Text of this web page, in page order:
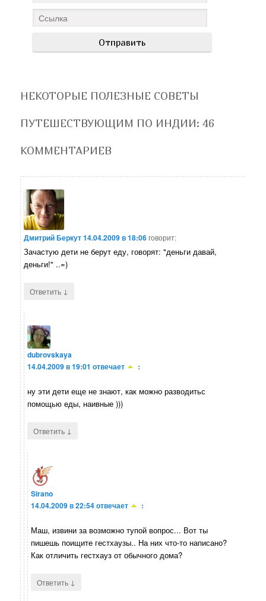
НЕКОТОРЫЕ ПОЛЕЗНЫЕ СОВЕТЫ
ПУТЕШЕСТВУЮЩИМ ПО ИНДИИ: 46
КОММЕНТАРИЕВ
Дмитрий Беркут14.04.2009 в 18:06говорит:
Зачастую дети не берут еду, говорят: "деньги давай,
деньги!" ..=)
Ответить ↓
dubrovskaya
14.04.2009 в 19:01 отвечает :
ну эти дети еще не знают, как можно разводитьс
помощью еды, наивные )))
Ответить ↓
Sirano
14.04.2009 в 22:54отвечает :
Маш, извини за возможно тупой вопрос... Вот ты
пишешь поищите гестхаузы.. На них что-то написано?
Как отличить гестхауз от обычного дома?
Ответить ↓